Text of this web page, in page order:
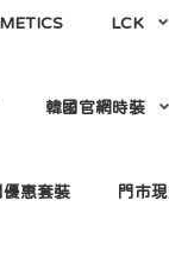
LCK
韓國官網時裝
惠套裝 門市